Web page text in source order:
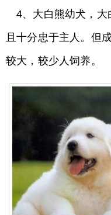
4、大白熊幼犬，
且十分忠于主人。但
较大，较少人饲养。